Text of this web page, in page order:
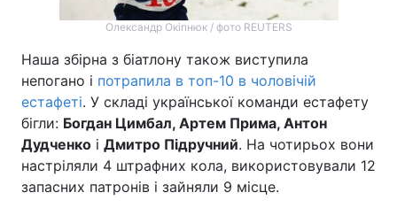
Олександр Окіпнюк / фото REUTERS
Наша збірна з біатлону також виступила
непогано і потрапила в топ-10 в чоловічій
естафеті. У складі української команди естафету
бігли: Богдан Цимбал, Артем Прима, Антон
Дудченко і Дмитро Підручний. На чотирьох вони
настріляли 4 штрафних кола, використовували 12
запасних патронів і зайняли 9 місце.